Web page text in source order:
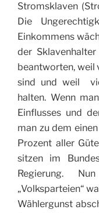
Stromsklaven
Die
Einkommens
der
beantworten, weil
sind und weil
halten. Wenn
Einflusses und
man zu dem
Prozent aller
sitzen im
Regierung.
„Volksparteien“
Wählergunst